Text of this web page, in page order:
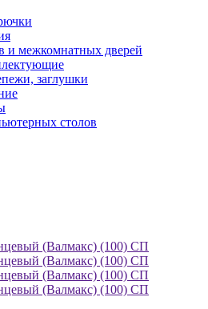
и межкомнатных дверей
заглушки
столов
(Валмакс) (100) СП
(Валмакс) (100) СП
(Валмакс) (100) СП
(Валмакс) (100) СП